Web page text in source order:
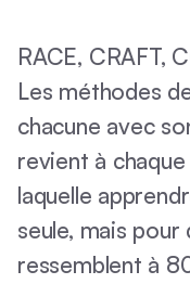
RACE, CRAFT,
Les méthodes
chacune avec
revient à
laquelle
seule, mais pour
ressemblent à